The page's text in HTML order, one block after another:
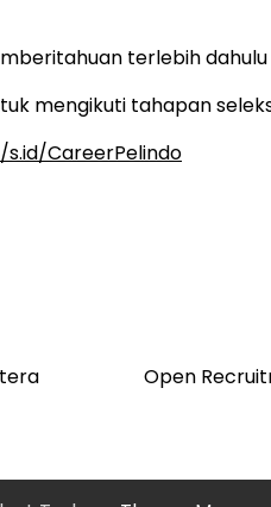
terlebih
mengikuti tahapan
CareerPelindo
Open